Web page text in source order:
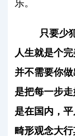
乐。
只要少
人生就是个
并不需要你
是把每一步
是在国内，
畸形观念大